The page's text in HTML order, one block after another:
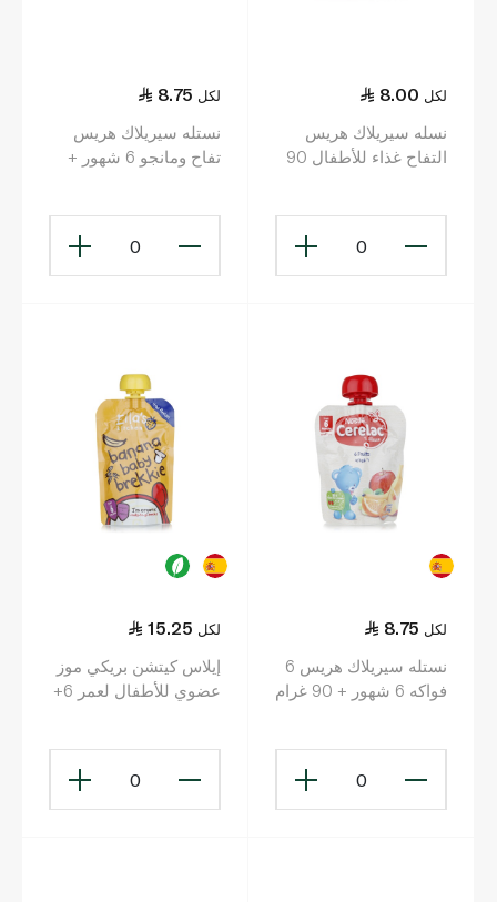
8.00 لكل
نسله سيريلاك هريس
التفاح غذاء للأطفال 90
0
8.75 لكل
نستله سيريلاك هريس
تفاح ومانجو 6 شهور +
0
8.75 لكل
نستله سيريلاك هريس 6
فواكه 6 شهور + 90 غرام
0
15.25 لكل
إيلاس كيتشن بريكي موز
عضوي للأطفال لعمر 6+
0